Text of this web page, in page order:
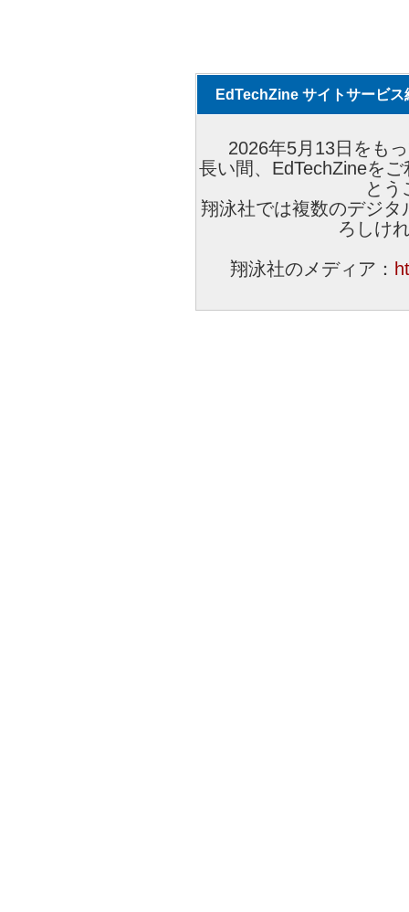
EdTechZine サイトサービス
2026年5月13日をも
長い間、EdTechZineを
とう
翔泳社では複数のデジ
ろしけ
翔泳社のメディア：